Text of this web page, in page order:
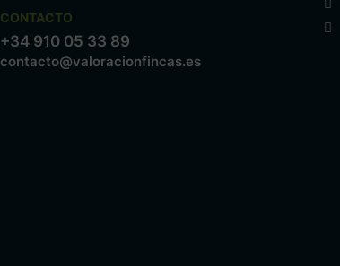
CONTACTO
+34 910 05 33 89
contacto@valoracionfincas.es